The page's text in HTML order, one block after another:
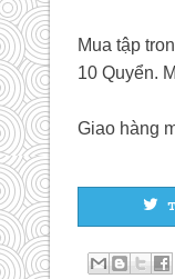
Mua tập
10 Quyển.
Giao hàng